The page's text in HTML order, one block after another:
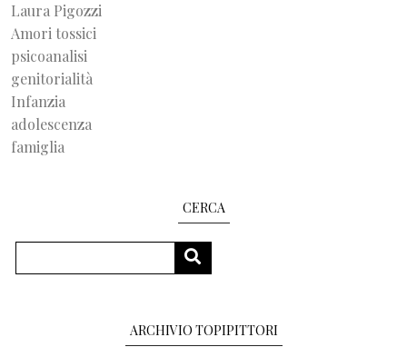
Laura Pigozzi
Amori tossici
psicoanalisi
genitorialità
Infanzia
adolescenza
famiglia
CERCA
SEARCH
ARCHIVIO TOPIPITTORI